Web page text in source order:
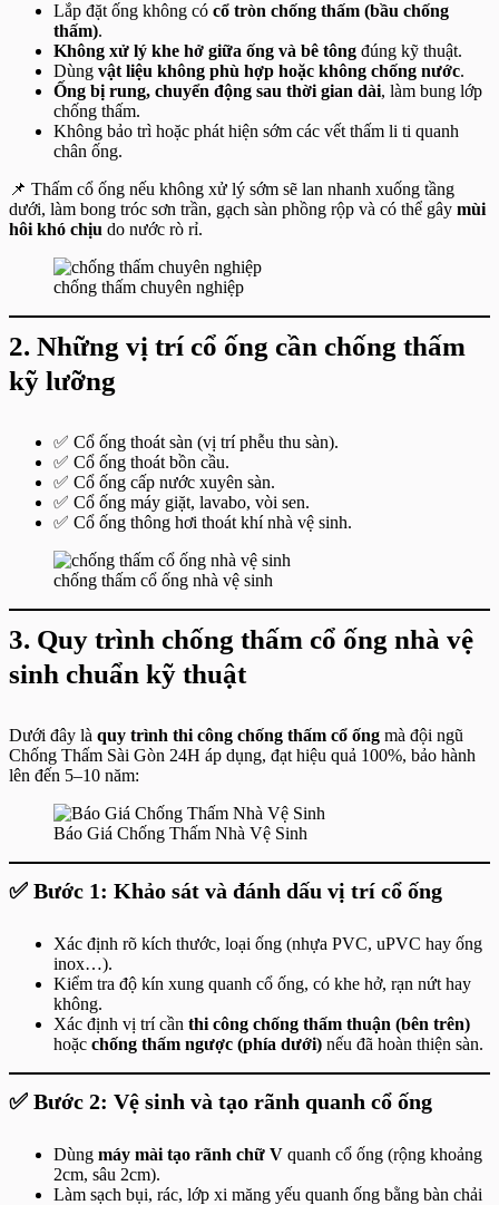
Lắp đặt ống không có cổ tròn chống thấm (bầu chống
thấm).
Không xử lý khe hở giữa ống và bê tông đúng kỹ thuật.
Dùng vật liệu không phù hợp hoặc không chống nước.
Ống bị rung, chuyển động sau thời gian dài, làm bung lớp
chống thấm.
Không bảo trì hoặc phát hiện sớm các vết thấm li ti quanh
chân ống.
📌 Thấm cổ ống nếu không xử lý sớm sẽ lan nhanh xuống tầng
dưới, làm bong tróc sơn trần, gạch sàn phồng rộp và có thể gây mùi
hôi khó chịu do nước rò rỉ.
chống thấm chuyên nghiệp
2. Những vị trí cổ ống cần chống thấm
kỹ lưỡng
✅ Cổ ống thoát sàn (vị trí phễu thu sàn).
✅ Cổ ống thoát bồn cầu.
✅ Cổ ống cấp nước xuyên sàn.
✅ Cổ ống máy giặt, lavabo, vòi sen.
✅ Cổ ống thông hơi thoát khí nhà vệ sinh.
chống thấm cổ ống nhà vệ sinh
3. Quy trình chống thấm cổ ống nhà vệ
sinh chuẩn kỹ thuật
Dưới đây là quy trình thi công chống thấm cổ ống mà đội ngũ
Chống Thấm Sài Gòn 24H áp dụng, đạt hiệu quả 100%, bảo hành
lên đến 5–10 năm:
Báo Giá Chống Thấm Nhà Vệ Sinh
✅ Bước 1: Khảo sát và đánh dấu vị trí cổ ống
Xác định rõ kích thước, loại ống (nhựa PVC, uPVC hay ống
inox…).
Kiểm tra độ kín xung quanh cổ ống, có khe hở, rạn nứt hay
không.
Xác định vị trí cần thi công chống thấm thuận (bên trên)
hoặc chống thấm ngược (phía dưới) nếu đã hoàn thiện sàn.
✅ Bước 2: Vệ sinh và tạo rãnh quanh cổ ống
Dùng máy mài tạo rãnh chữ V quanh cổ ống (rộng khoảng
2cm, sâu 2cm).
Làm sạch bụi, rác, lớp xi măng yếu quanh ống bằng bàn chải